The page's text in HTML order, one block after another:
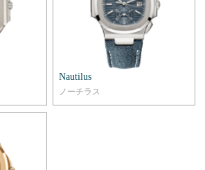
Nautilus
ノーチラス